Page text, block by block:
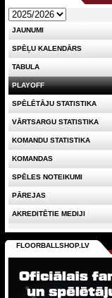
JAUNUMI
SPĒĻU KALENDĀRS
TABULA
PLAYOFF
SPĒLĒTĀJU STATISTIKA
VĀRTSARGU STATISTIKA
KOMANDU STATISTIKA
KOMANDAS
SPĒLES NOTEIKUMI
PĀREJAS
AKREDITĒTIE MEDIJI
FLOORBALLSHOP.LV